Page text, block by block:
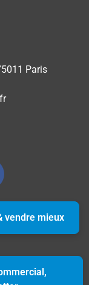
Paris
vendre mieux